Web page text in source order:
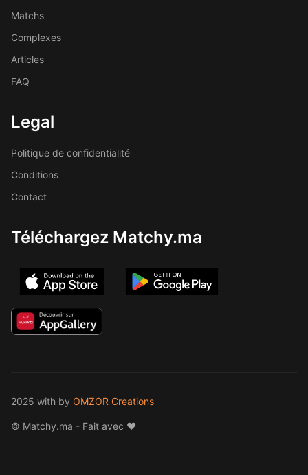
Matchs
Complexes
Articles
FAQ
Legal
Politique de confidentialité
Conditions
Contact
Téléchargez Matchy.ma
2025 with by OMZOR Creations
© Matchy.ma - Fait avec ❤️